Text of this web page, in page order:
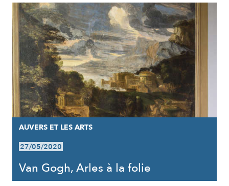
AUVERS ET LES ARTS
27/05/2020
Van Gogh, Arles à la folie